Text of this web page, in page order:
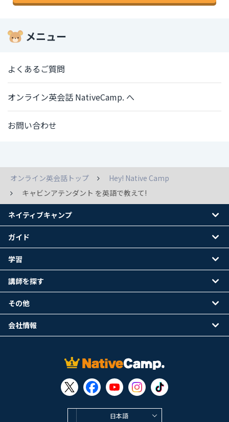
メニュー
よくあるご質問
オンライン英会話 NativeCamp. へ
お問い合わせ
オンライン英会話トップ
Hey! Native Camp
キャビンアテンダント を英語で教えて!
日本語
ネイティブキャンプ
ガイド
学習
講師を探す
その他
会社情報